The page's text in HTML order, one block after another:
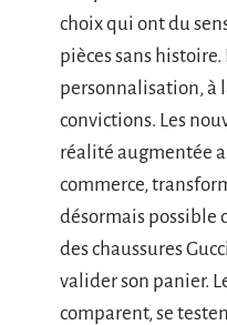
choix qui ont du
pièces sans histoire.
personnalisation, à
convictions. Les
réalité augmentée
commerce,
désormais possible
des chaussures
valider son panier.
comparent, se